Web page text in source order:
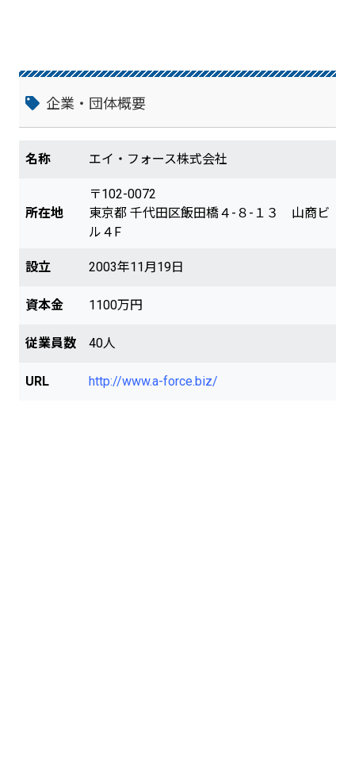
企業・団体概要
名称 エイ・フォース株式会社
所在地
〒102-0072
東京都 千代田区飯田橋４-８-１３ 山商ビ
ル４F
設立 2003年11月19日
資本金 1100万円
従業員数 40人
URL http://www.a-force.biz/